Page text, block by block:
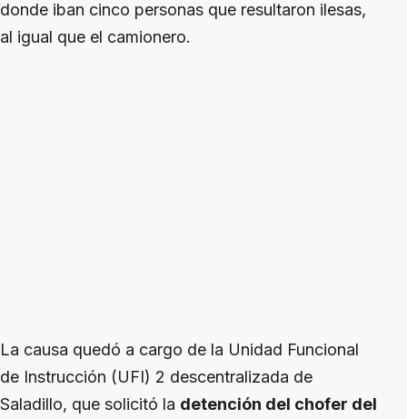
donde iban cinco personas que resultaron ilesas,
al igual que el camionero.
La causa quedó a cargo de la Unidad Funcional
de Instrucción (UFI) 2 descentralizada de
Saladillo, que solicitó la detención del chofer del